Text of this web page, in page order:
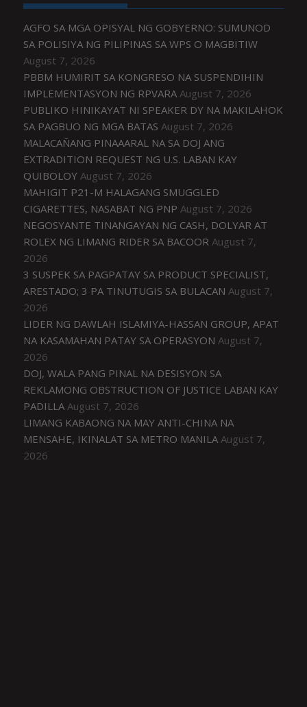
AGFO SA MGA OPISYAL NG GOBYERNO: SUMUNOD
SA POLISIYA NG PILIPINAS SA WPS O MAGBITIW
August 7, 2026
PBBM HUMIRIT SA KONGRESO NA SUSPENDIHIN
IMPLEMENTASYON NG RPVARA August 7, 2026
PUBLIKO HINIKAYAT NI SPEAKER DY NA MAKILAHOK
SA PAGBUO NG MGA BATAS August 7, 2026
MALACAÑANG PINAAARAL NA SA DOJ ANG
EXTRADITION REQUEST NG U.S. LABAN KAY
QUIBOLOY August 7, 2026
MAHIGIT P21-M HALAGANG SMUGGLED
CIGARETTES, NASABAT NG PNP August 7, 2026
NEGOSYANTE TINANGAYAN NG CASH, DOLYAR AT
ROLEX NG LIMANG RIDER SA BACOOR August 7,
2026
3 SUSPEK SA PAGPATAY SA PRODUCT SPECIALIST,
ARESTADO; 3 PA TINUTUGIS SA BULACAN August 7,
2026
LIDER NG DAWLAH ISLAMIYA-HASSAN GROUP, APAT
NA KASAMAHAN PATAY SA OPERASYON August 7,
2026
DOJ, WALA PANG PINAL NA DESISYON SA
REKLAMONG OBSTRUCTION OF JUSTICE LABAN KAY
PADILLA August 7, 2026
LIMANG KABAONG NA MAY ANTI-CHINA NA
MENSAHE, IKINALAT SA METRO MANILA August 7,
2026